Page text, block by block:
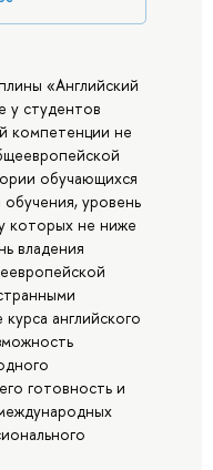
«Английский
у студентов
компетенции не
обучающихся
уровень
которых не ниже
владения
английского
готовность и